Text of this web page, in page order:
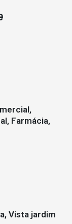
Farmácia,
Vista jardim